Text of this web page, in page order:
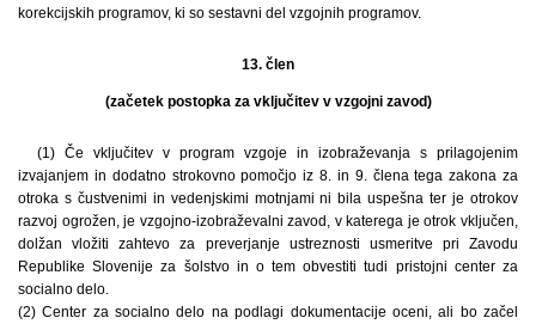
korekcijskih programov, ki so sestavni del vzgojnih programov.
13. člen
(začetek postopka za vključitev v vzgojni zavod)
(1) Če vključitev v program vzgoje in izobraževanja s prilagojenim
izvajanjem in dodatno strokovno pomočjo iz 8. in 9. člena tega zakona za
otroka s čustvenimi in vedenjskimi motnjami ni bila uspešna ter je otrokov
razvoj ogrožen, je vzgojno-izobraževalni zavod, v katerega je otrok vključen,
dolžan vložiti zahtevo za preverjanje ustreznosti usmeritve pri Zavodu
Republike Slovenije za šolstvo in o tem obvestiti tudi pristojni center za
socialno delo.
(2) Center za socialno delo na podlagi dokumentacije oceni, ali bo začel